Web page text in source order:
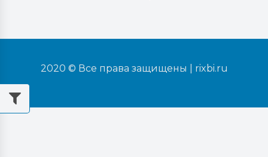
2020 © Все права защищены | rixbi.ru